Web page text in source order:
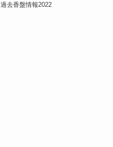
過去香盤情報2022